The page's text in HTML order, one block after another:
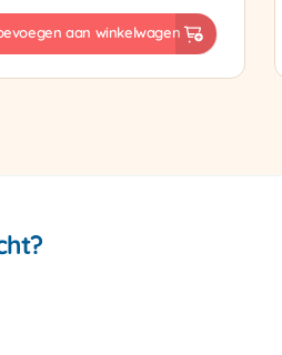
aan winkelwagen